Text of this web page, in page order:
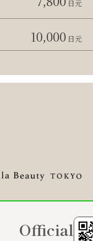
日元
10,000 日元
Official